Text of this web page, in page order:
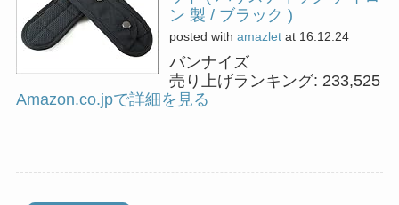
ン 製 / ブラック )
posted with amazletat 16.12.24
バンナイズ
売り上げランキング: 233,525
Amazon.co.jpで詳細を見る